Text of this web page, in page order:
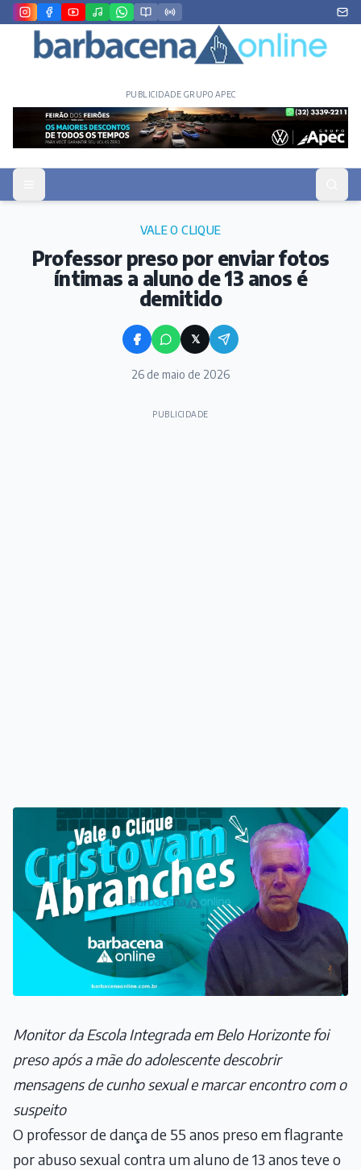
PUBLICIDADE GRUPO APEC
VALE O CLIQUE
Professor preso por enviar fotos
íntimas a aluno de 13 anos é
demitido
𝕏
26 de maio de 2026
PUBLICIDADE
Monitor da Escola Integrada em Belo Horizonte foi
preso após a mãe do adolescente descobrir
mensagens de cunho sexual e marcar encontro com o
suspeito
O professor de dança de 55 anos preso em flagrante
por abuso sexual contra um aluno de 13 anos teve o